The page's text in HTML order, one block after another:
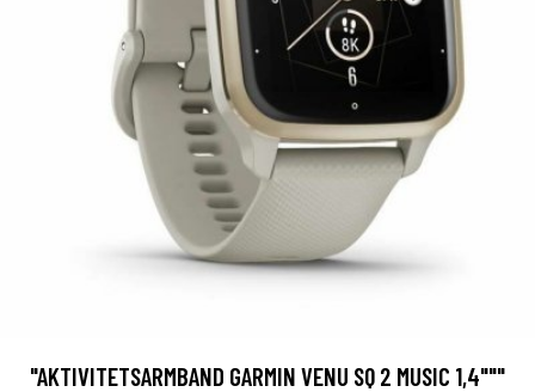
"AKTIVITETSARMBAND GARMIN VENU SQ 2 MUSIC 1,4"""